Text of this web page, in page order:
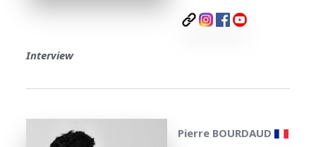
Interview
Pierre BOURDAUD